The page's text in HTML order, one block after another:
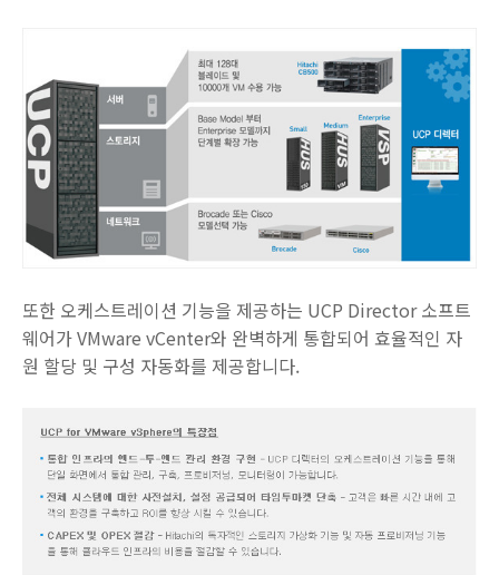
또한 오케스트레이션 기능을 제공하는 UCP Director 소프트
웨어가 VMware vCenter와 완벽하게 통합되어 효율적인 자
원 할당 및 구성 자동화를 제공합니다.